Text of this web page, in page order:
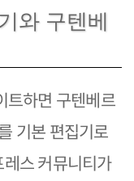
와 구텐베
트하면 구텐베르
기본 편집기로
스 커뮤니티가